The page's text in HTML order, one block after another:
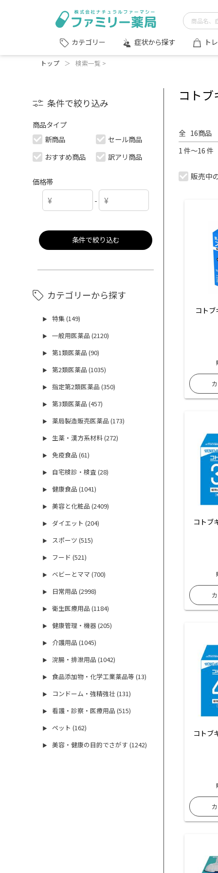
カテゴリー 症状から探す ト
トップ ＞ 検索一覧 >
条件で絞り込み
商品タイプ
新商品
セール商品
おすすめ商品
訳アリ商品
価格帯
-
条件で絞り込む
カテゴリーから探す
▶ 特集 (149)
▶ 一般用医薬品 (2120)
▶ 第1類医薬品 (90)
▶ 第2類医薬品 (1035)
▶ 指定第2類医薬品 (350)
▶ 第3類医薬品 (457)
▶ 薬局製造販売医薬品 (173)
▶ 生薬・漢方系材料 (272)
▶ 免疫食品 (61)
▶ 自宅検診・検査 (28)
▶ 健康食品 (1041)
▶ 美容と化粧品 (2409)
▶ ダイエット (204)
▶ スポーツ (515)
▶ フード (521)
▶ ベビーとママ (700)
▶ 日常用品 (2998)
▶ 衛生医療用品 (1184)
▶ 健康管理・機器 (205)
▶ 介護用品 (1045)
▶ 浣腸・排泄用品 (1042)
▶ 食品添加物・化学工業薬品等 (13)
▶ コンドーム・強精強壮 (131)
▶ 看護・診察・医療用品 (515)
▶ ペット (162)
▶ 美容・健康の目的でさがす (1242)
コト
全 16商品
1 件～16 件
販売中
コト
コトブ
コトブ